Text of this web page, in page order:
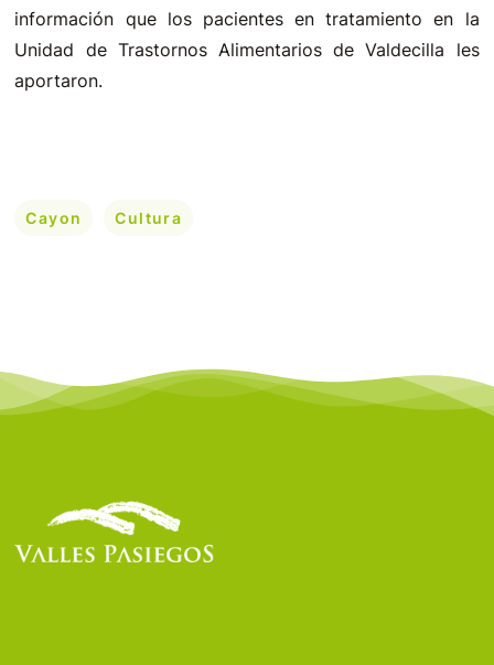
información que los pacientes en tratamiento en la
Unidad de Trastornos Alimentarios de Valdecilla les
aportaron.
Cayon Cultura